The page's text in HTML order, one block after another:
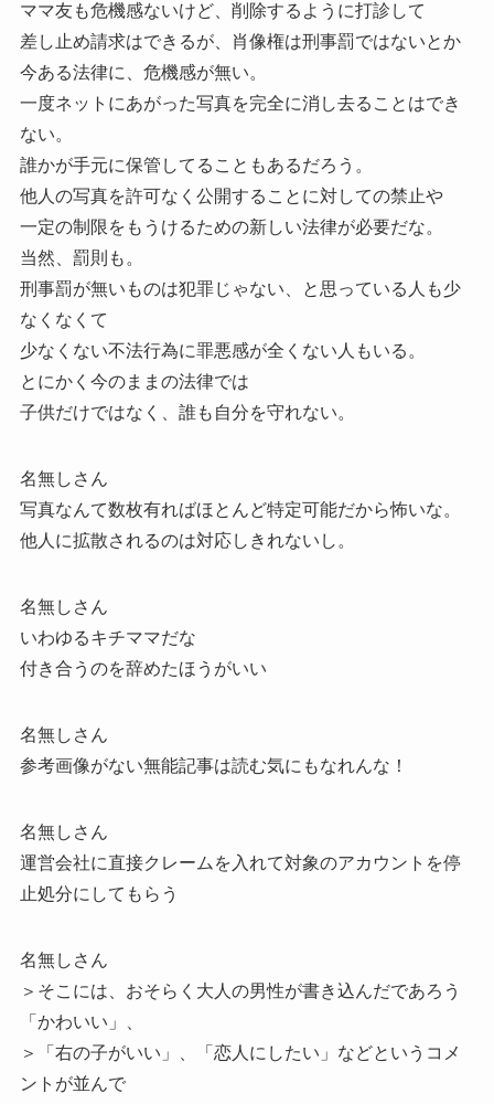
ママ友も危機感ないけど、削除するように打診して
差し止め請求はできるが、肖像権は刑事罰ではないとか
今ある法律に、危機感が無い。
一度ネットにあがった写真を完全に消し去ることはでき
ない。
誰かが手元に保管してることもあるだろう。
他人の写真を許可なく公開することに対しての禁止や
一定の制限をもうけるための新しい法律が必要だな。
当然、罰則も。
刑事罰が無いものは犯罪じゃない、と思っている人も少
なくなくて
少なくない不法行為に罪悪感が全くない人もいる。
とにかく今のままの法律では
子供だけではなく、誰も自分を守れない。
名無しさん
写真なんて数枚有ればほとんど特定可能だから怖いな。
他人に拡散されるのは対応しきれないし。
名無しさん
いわゆるキチママだな
付き合うのを辞めたほうがいい
名無しさん
参考画像がない無能記事は読む気にもなれんな！
名無しさん
運営会社に直接クレームを入れて対象のアカウントを停
止処分にしてもらう
名無しさん
＞そこには、おそらく大人の男性が書き込んだであろう
「かわいい」、
＞「右の子がいい」、「恋人にしたい」などというコメ
ントが並んで